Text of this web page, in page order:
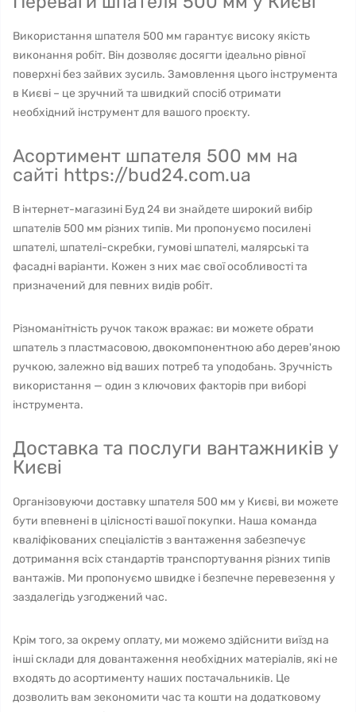
Використання шпателя 500 мм гарантує високу якість
виконання робіт. Він дозволяє досягти ідеально рівної
поверхні без зайвих зусиль. Замовлення цього інструмента
в Києві – це зручний та швидкий спосіб отримати
необхідний інструмент для вашого проєкту.
Асортимент шпателя 500 мм на
сайті https://bud24.com.ua
В інтернет-магазині Буд 24 ви знайдете широкий вибір
шпателів 500 мм різних типів. Ми пропонуємо посилені
шпателі, шпателі-скребки, гумові шпателі, малярські та
фасадні варіанти. Кожен з них має свої особливості та
призначений для певних видів робіт.
Різноманітність ручок також вражає: ви можете обрати
шпатель з пластмасовою, двокомпонентною або дерев'яною
ручкою, залежно від ваших потреб та уподобань. Зручність
використання — один з ключових факторів при виборі
інструмента.
Доставка та послуги вантажників у
Києві
Організовуючи доставку шпателя 500 мм у Києві, ви можете
бути впевнені в цілісності вашої покупки. Наша команда
кваліфікованих спеціалістів з вантаження забезпечує
дотримання всіх стандартів транспортування різних типів
вантажів. Ми пропонуємо швидке і безпечне перевезення у
заздалегідь узгоджений час.
Крім того, за окрему оплату, ми можемо здійснити виїзд на
інші склади для довантаження необхідних матеріалів, які не
входять до асортименту наших постачальників. Це
дозволить вам зекономити час та кошти на додатковому